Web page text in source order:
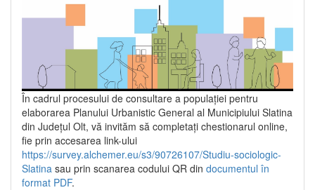
În cadrul procesului de consultare a populaţiei pentru
elaborarea Planului Urbanistic General al Municipiului Slatina
din Județul Olt, vă invităm să completați chestionarul online,
fie prin accesarea link-ului
https://survey.alchemer.eu/s3/90726107/Studiu-sociologic-
Slatina sau prin scanarea codului QR din documentul în
format PDF.